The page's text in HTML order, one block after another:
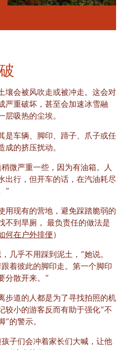
壤会被风吹走或被冲走。这会对
严重破坏，甚至会加速冰雪融
层吸热的尘埃。
是车辆、脚印、蹄子、爪子或任
成的挤压扰动。
微严重一些，因为有油箱。人
出行，但开车的话，在汽油耗尽
”
用现有的营地，避免踩踏脆弱的
不到旱厕， 最负责任的做法是
何在户外排便 ）
几乎不用踩到泥土，”她说。
着彼此的脚印走。第一个脚印
分散开来。”
步道的人都是为了寻找拍照的机
较小的游客反而有助于强化“不
”的警示。
子们会冲着家长们大喊，让他